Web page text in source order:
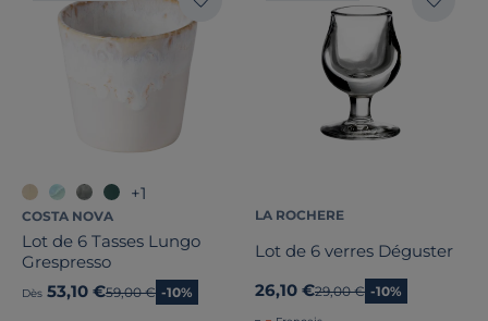
+1
COSTA NOVA
Lot de 6 Tasses Lungo
Grespresso
Dès 53,10 €Ancien prix
59,00 € -10%
LA ROCHERE
Lot de 6 verres Déguster
26,10 €Ancien prix
29,00 € -10%